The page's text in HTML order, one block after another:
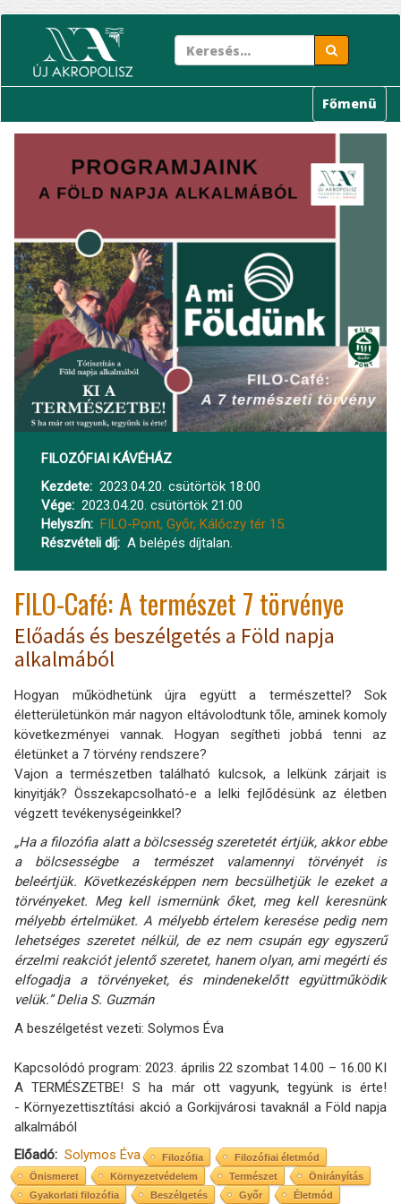
tartalomra
Főmenü
FILOZÓFIAI KÁVÉHÁZ
Kezdete
2023.04.20. csütörtök 18:00
Vége
2023.04.20. csütörtök 21:00
Helyszín
FILO-Pont, Győr, Kálóczy tér 15.
Részvételi díj
A belépés díjtalan.
FILO-Café: A természet 7 törvénye
Előadás és beszélgetés a Föld napja
alkalmából
Hogyan működhetünk újra együtt a természettel? Sok
életterületünkön már nagyon eltávolodtunk tőle, aminek komoly
következményei vannak. Hogyan segítheti jobbá tenni az
életünket a 7 törvény rendszere?
Vajon a természetben található kulcsok, a lelkünk zárjait is
kinyitják? Összekapcsolható-e a lelki fejlődésünk az életben
végzett tevékenységeinkkel?
„Ha a filozófia alatt a bölcsesség szeretetét értjük, akkor ebbe
a bölcsességbe a természet valamennyi törvényét is
beleértjük. Következésképpen nem becsülhetjük le ezeket a
törvényeket. Meg kell ismernünk őket, meg kell keresnünk
mélyebb értelmüket. A mélyebb értelem keresése pedig nem
lehetséges szeretet nélkül, de ez nem csupán egy egyszerű
érzelmi reakciót jelentő szeretet, hanem olyan, ami megérti és
elfogadja a törvényeket, és mindenekelőtt együttműködik
velük.” Delia S. Guzmán
A beszélgetést vezeti: Solymos Éva
Kapcsolódó program: 2023. április 22 szombat 14.00 – 16.00 KI
A TERMÉSZETBE! S ha már ott vagyunk, tegyünk is érte!
- Környezettisztítási akció a Gorkijvárosi tavaknál a Föld napja
alkalmából
Előadó
Solymos Éva Filozófia
Filozófiai életmód
Önismeret
Környezetvédelem Természet
Önirányítás
Gyakorlati filozófia
Beszélgetés Győr Életmód